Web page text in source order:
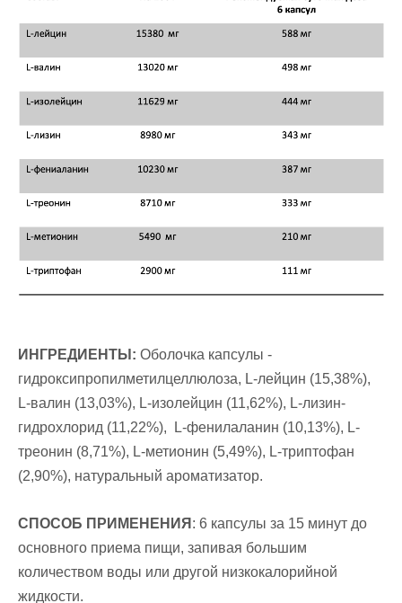
ИНГРЕДИЕНТЫ: Оболочка капсулы -
гидроксипропилметилцеллюлоза, L-лейцин (15,38%),
L-валин (13,03%), L-изолейцин (11,62%), L-лизин-
гидрохлорид (11,22%), L-фенилаланин (10,13%), L-
треонин (8,71%), L-метионин (5,49%), L-триптофан
(2,90%), натуральный ароматизатор.
СПОСОБ ПРИМЕНЕНИЯ : 6 капсулы за 15 минут до
основного приема пищи, запивая большим
количеством воды или другой низкокалорийной
жидкости.